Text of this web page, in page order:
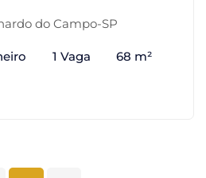
do Campo-SP
1 Vaga 68 m²